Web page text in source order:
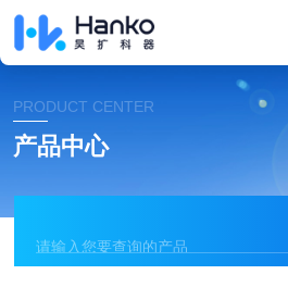
PRODUCT CENTER
产品中心